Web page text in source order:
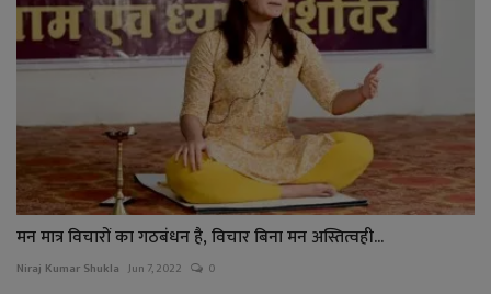
मन मात्र विचारों का गठबंधन है, विचार बिना मन अस्तित्वही...
Niraj Kumar Shukla Jun 7, 2022 0